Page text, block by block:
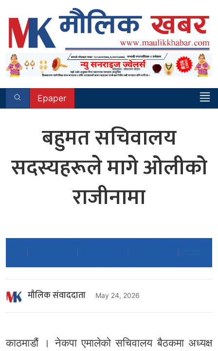
content
Epaper
बहुमत सचिवालय
सदस्यहरूले मागे ओलीको
राजीनामा
माैलिक संवाददाता May 24, 2026
काठमाडौं । नेकपा एमालेको सचिवालय बैठकमा अध्यक्ष